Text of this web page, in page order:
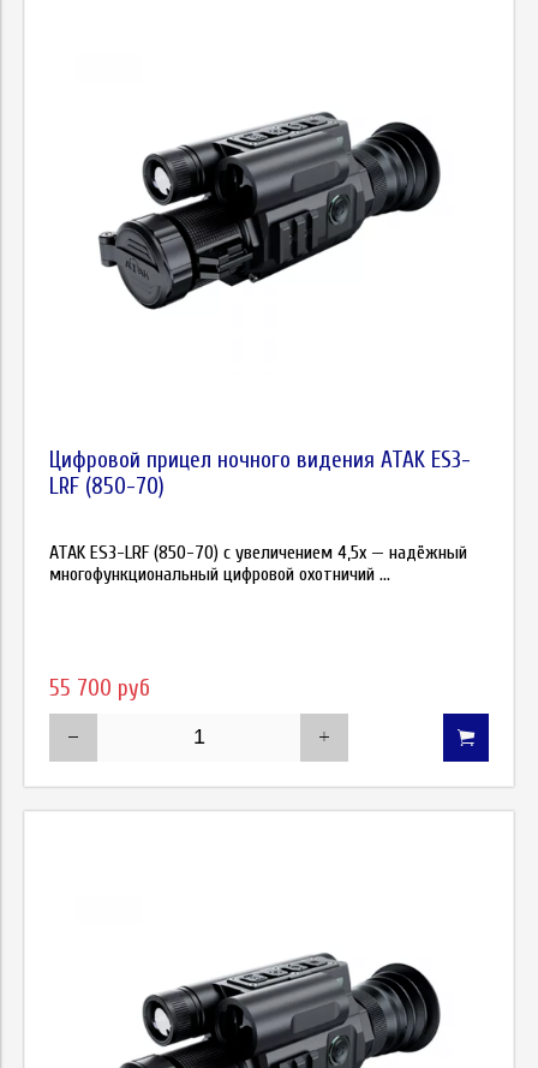
Цифровой прицел ночного видения ATAK ES3-
LRF (850-70)
ATAK ES3-LRF (850-70) с увеличением 4,5x — надёжный
многофункциональный цифровой охотничий ...
55 700 руб